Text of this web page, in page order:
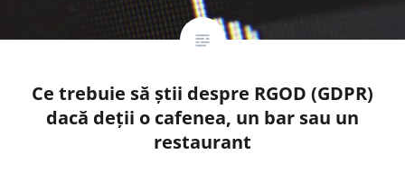
Ce trebuie să știi despre RGOD (GDPR)
dacă deții o cafenea, un bar sau un
restaurant